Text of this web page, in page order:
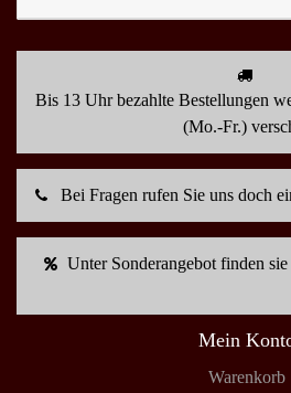
Bis 13 Uhr bezahlte Bestellungen
(Mo.-Fr.)
Bei Fragen rufen Sie uns doch
Unter Sonderangebot finden
Mein
Warenkorb